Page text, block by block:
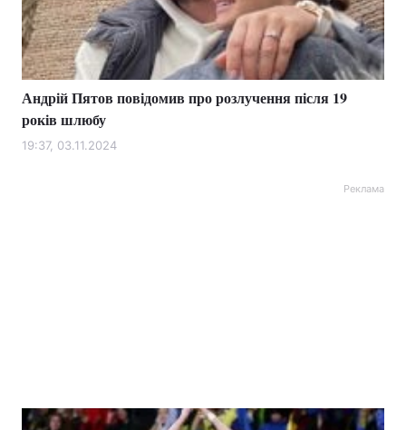
Андрій Пятов повідомив про розлучення після 19
років шлюбу
19:37, 03.11.2024
Реклама